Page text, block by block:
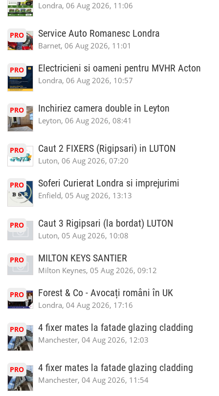
Londra, 06 Aug 2026, 11:06
PRO Service Auto Romanesc Londra
Barnet, 06 Aug 2026, 11:01
PRO Electricieni si oameni pentru MVHR Acton
Londra, 06 Aug 2026, 10:57
PRO Inchiriez camera double in Leyton
Leyton, 06 Aug 2026, 08:41
PRO Caut 2 FIXERS (Rigipsari) in LUTON
Luton, 06 Aug 2026, 07:20
PRO Soferi Curierat Londra si imprejurimi
Enfield, 05 Aug 2026, 13:13
PRO Caut 3 Rigipsari (la bordat) LUTON
Luton, 05 Aug 2026, 10:08
PRO MILTON KEYS SANTIER
Milton Keynes, 05 Aug 2026, 09:12
PRO Forest & Co - Avocați români în UK
Londra, 04 Aug 2026, 17:16
PRO 4 fixer mates la fatade glazing cladding
Manchester, 04 Aug 2026, 12:03
PRO 4 fixer mates la fatade glazing cladding
Manchester, 04 Aug 2026, 11:54